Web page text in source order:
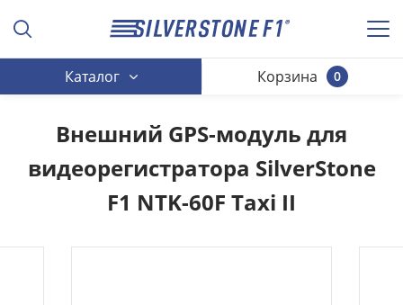
Каталог 0
Корзина
Внешний GPS-модуль для
видеорегистратора SilverStone
F1 NTK-60F Taxi II